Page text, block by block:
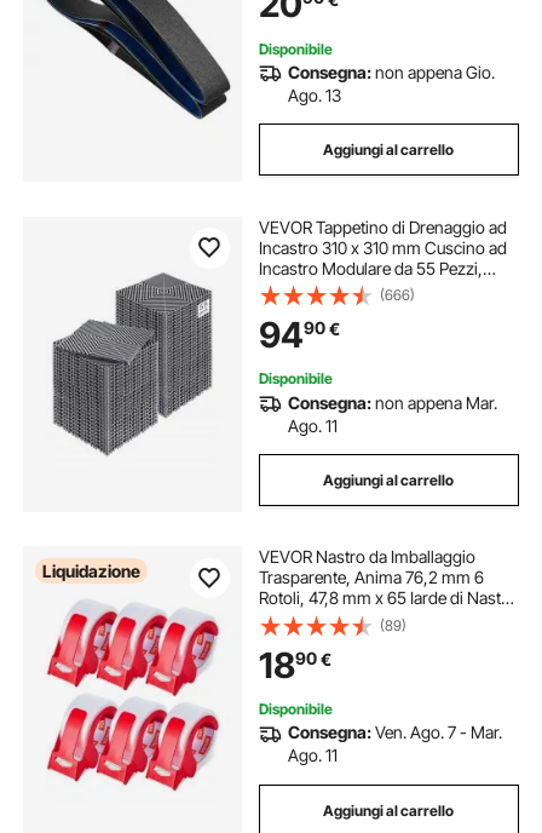
Disponibile
Consegna:non appena Gio.
Ago. 13
Aggiungi al carrello
VEVOR Tappetino di Drenaggio ad
Incastro 310 x 310 mm Cuscino ad
Incastro Modulare da 55 Pezzi,
Piastrelle per Pavimenti di
Drenaggio Grigio Antiscivolo e
Tappetino per Doccia, per Garage
Giardino
(666)
9490€
Disponibile
Consegna:non appena Mar.
Ago. 11
Aggiungi al carrello
Liquidazione
VEVOR Nastro da Imballaggio
Trasparente, Anima 76,2 mm 6
Rotoli, 47,8 mm x 65 Iarde di Nastro
da Imballaggio con Distributore,
Nastro da Imballaggio Resistente da
0,068 mm per Traslochi,
Spedizione
(89)
1890€
Disponibile
Consegna:Ven. Ago. 7 - Mar.
Ago. 11
Aggiungi al carrello